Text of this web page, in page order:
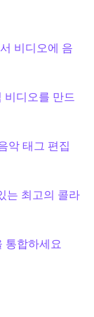
비디오에 음
비디오를 만드
악 태그 편집
는 최고의 콜라
통합하세요